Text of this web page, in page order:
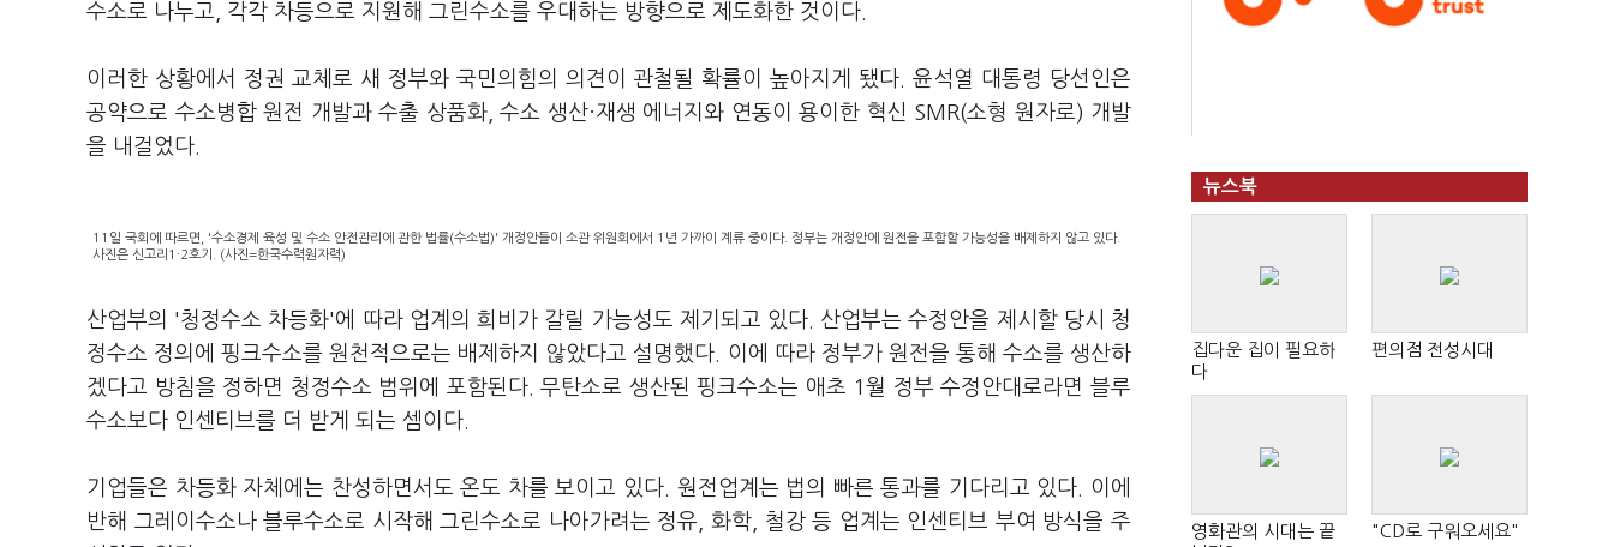
수소로 나누고, 각각 차등으로 지원해 그린수소를 우대하는 방향으로 제도화한 것이다.
이러한 상황에서 정권 교체로 새 정부와 국민의힘의 의견이 관철될 확률이 높아지게 됐다. 윤석열 대통령 당선인은
공약으로 수소병합 원전 개발과 수출 상품화, 수소 생산·재생 에너지와 연동이 용이한 혁신 SMR(소형 원자로) 개발
을 내걸었다.
11일 국회에 따르면, '수소경제 육성 및 수소 안전관리에 관한 법률(수소법)' 개정안들이 소관 위원회에서 1년 가까이 계류 중이다. 정부는 개정안에 원전을 포함할 가능성을 배제하지 않고 있다.
사진은 신고리1·2호기. (사진=한국수력원자력)
산업부의 '청정수소 차등화'에 따라 업계의 희비가 갈릴 가능성도 제기되고 있다. 산업부는 수정안을 제시할 당시 청
정수소 정의에 핑크수소를 원천적으로는 배제하지 않았다고 설명했다. 이에 따라 정부가 원전을 통해 수소를 생산하
겠다고 방침을 정하면 청정수소 범위에 포함된다. 무탄소로 생산된 핑크수소는 애초 1월 정부 수정안대로라면 블루
수소보다 인센티브를 더 받게 되는 셈이다.
기업들은 차등화 자체에는 찬성하면서도 온도 차를 보이고 있다. 원전업계는 법의 빠른 통과를 기다리고 있다. 이에
반해 그레이수소나 블루수소로 시작해 그린수소로 나아가려는 정유, 화학, 철강 등 업계는 인센티브 부여 방식을 주
뉴스북
집다운 집이 필요하
다
편의점 전성시대
영화관의 시대는 끝
"CD로 구워오세요"